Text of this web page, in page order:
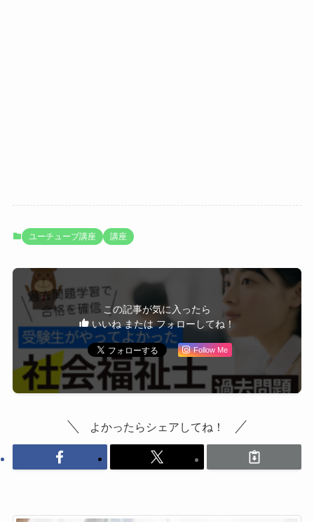
ユーチューブ講座 講座
この記事が気に入ったら
いいね または フォローしてね！
Follow Me
よかったらシェアしてね！